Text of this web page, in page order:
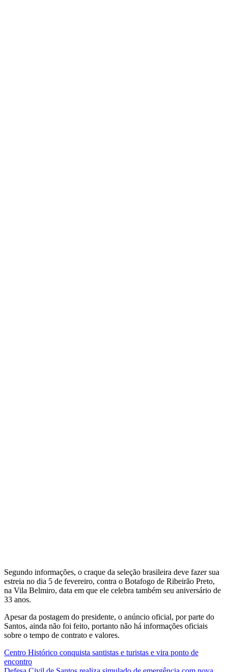
Segundo informações, o craque da seleção brasileira deve fazer sua
estreia no dia 5 de fevereiro, contra o Botafogo de Ribeirão Preto,
na Vila Belmiro, data em que ele celebra também seu aniversário de
33 anos.
Apesar da postagem do presidente, o anúncio oficial, por parte do
Santos, ainda não foi feito, portanto não há informações oficiais
sobre o tempo de contrato e valores.
Centro Histórico conquista santistas e turistas e vira ponto de
encontro